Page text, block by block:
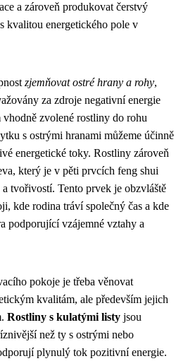
a zároveň produkovat čerstvý
kvalitou energetického pole v
zjemňovat ostré hrany a rohy,
za zdroje negativní energie
zvolené rostliny do rohu
s ostrými hranami můžeme účinně
energetické toky. Rostliny zároveň
který je v pěti prvcích feng shui
tvořivostí. Tento prvek je obzvláště
kde rodina tráví společný čas a kde
podporující vzájemné vztahy a
pokoje je třeba věnovat
kvalitám, ale především jejich
Rostliny s kulatými listy jsou
než ty s ostrými nebo
plynulý tok pozitivní energie.